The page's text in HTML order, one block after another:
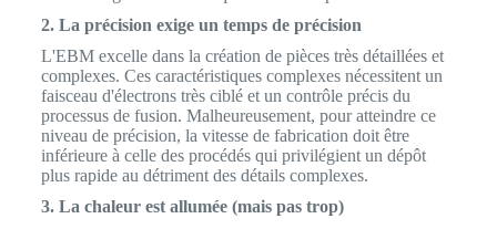
2. La précision exige un temps de précision
L'EBM excelle dans la création de pièces très détaillées et
complexes. Ces caractéristiques complexes nécessitent un
faisceau d'électrons très ciblé et un contrôle précis du
processus de fusion. Malheureusement, pour atteindre ce
niveau de précision, la vitesse de fabrication doit être
inférieure à celle des procédés qui privilégient un dépôt
plus rapide au détriment des détails complexes.
3. La chaleur est allumée (mais pas trop)